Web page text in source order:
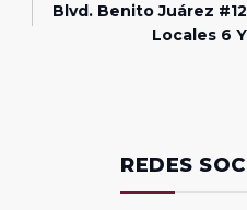
Blvd. Benito Juárez
Locales 6
REDES